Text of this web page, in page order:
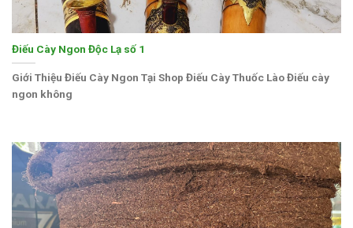
Điếu Cày Ngon Độc Lạ số 1
Giới Thiệu Điếu Cày Ngon Tại Shop Điếu Cày Thuốc Lào Điếu cày
ngon không